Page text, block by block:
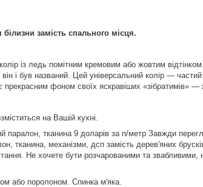
замість спального місця.
із ледь помітним кремовим або жовтим
і був названий. Цей універсальний колір — частий
прекрасним фоном своїх яскравіших «зібратимів» —
на Вашій кухні.
паралон, тканина 9 доларів за п/метр Завжди
тканина, механізми, дсп замість дерев'яних
Не хочете бути розчарованими та
або поролоном. Спинка м'яка.